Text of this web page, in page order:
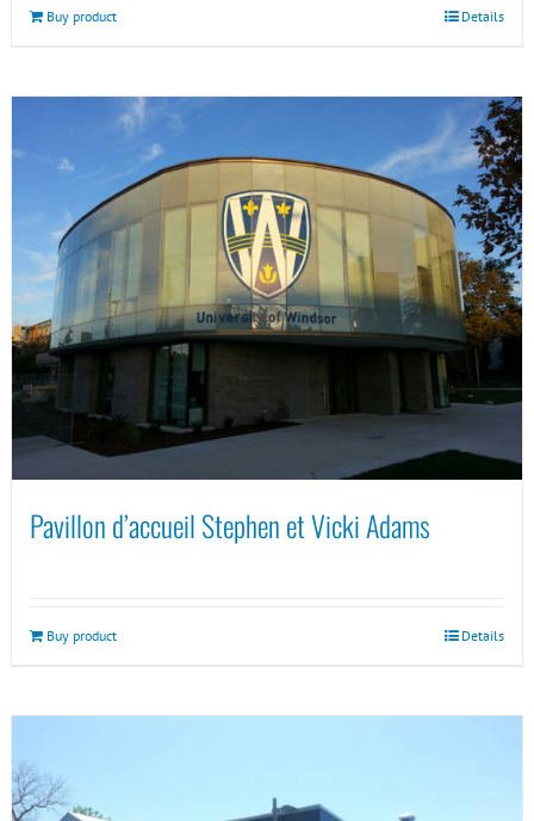
Buy product Details
Pavillon d’accueil Stephen et Vicki Adams
Buy product Details